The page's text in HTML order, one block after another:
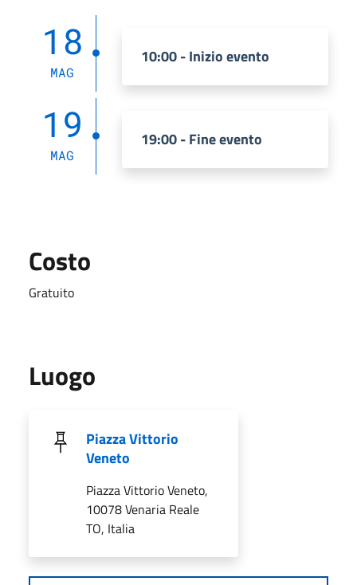
18
MAG
10:00 - Inizio evento
19
MAG
19:00 - Fine evento
Costo
Gratuito
Luogo
Piazza Vittorio
Veneto
Piazza Vittorio Veneto,
10078 Venaria Reale
TO, Italia